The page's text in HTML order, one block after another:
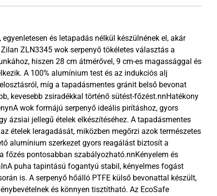
és letapadás nélkül készülnének el, akár
ZLN3345 wok serpenyő tökéletes választás a
hiszen 28 cm átmérővel, 9 cm-es magassággal és
A 100% alumínium test és az indukciós alj
míg a tapadásmentes gránit belső bevonat
kevesebb zsiradékkal történő sütést-főzést.nnHatékony
wok formájú serpenyő ideális pirításhoz, gyors
ázsiai jellegű ételek elkészítéséhez. A tapadásmentes
ételek leragadását, miközben megőrzi azok természetes
alumínium szerkezet gyors reagálást biztosít a
főzés pontosabban szabályozható.nnKényelem és
puha tapintású fogantyú stabil, kényelmes fogást
is. A serpenyő hőálló PTFE külső bevonattal készült,
és könnyen tisztítható. Az EcoSafe